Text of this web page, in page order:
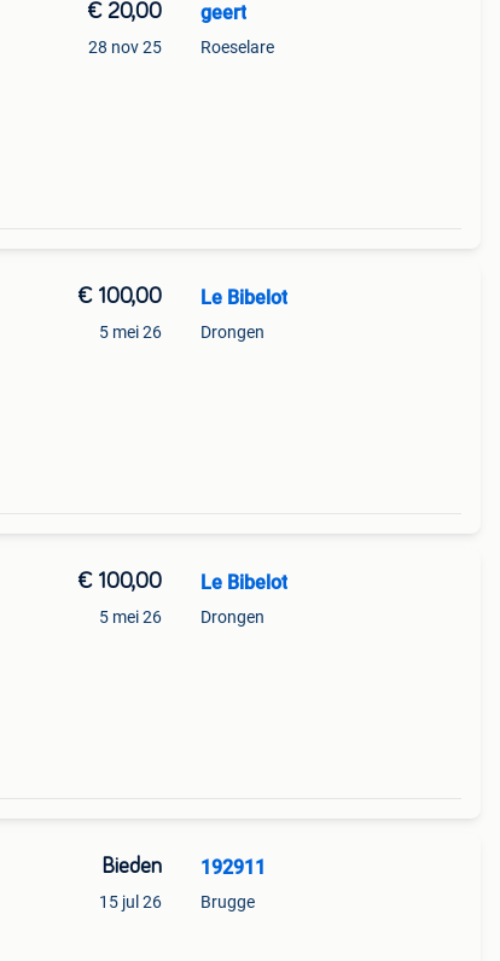
€ 20,00
28 nov 25
geert
Roeselare
€ 100,00
5 mei 26
Le Bibelot
Drongen
€ 100,00
5 mei 26
Le Bibelot
Drongen
Bieden
15 jul 26
192911
Brugge